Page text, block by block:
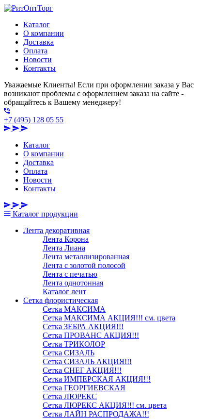
Каталог
О компании
Доставка
Оплата
Новости
Контакты
Уважаемые Клиенты! Если при оформлении заказа у Вас
возникают проблемы с оформлением заказа на сайте -
обращайтесь к Вашему менеджеру!
+7 (495) 128 05 55
Каталог
О компании
Доставка
Оплата
Новости
Контакты
Каталог продукции
Лента декоративная
Лента Корона
Лента Лиана
Лента металлизированная
Лента с золотой полосой
Лента с печатью
Лента однотонная
Каталог лент
Сетка флористическая
Сетка МАКСИМА
Сетка МАКСИМА АКЦИЯ!!! см. цвета
Сетка ЗЕБРА АКЦИЯ!!!
Сетка ПРОВАНС АКЦИЯ!!!
Сетка ТРИКОЛОР
Сетка СИЗАЛЬ
Сетка СИЗАЛЬ АКЦИЯ!!!
Сетка СНЕГ АКЦИЯ!!!
Сетка ИМПЕРСКАЯ АКЦИЯ!!!
Сетка ГЕОРГИЕВСКАЯ
Сетка ЛЮРЕКС
Сетка ЛЮРЕКС АКЦИЯ!!! см. цвета
Сетка ЛАЙН РАСПРОДАЖА!!!